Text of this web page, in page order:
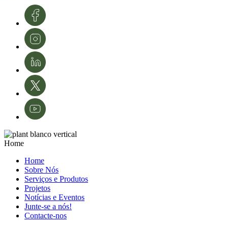
agricultura em Portugal.
Créditos de imagens: InnovPlantProtect – Inês Ferreira
Home
Home
Sobre Nós
Serviços e Produtos
Projetos
Notícias e Eventos
Junte-se a nós!
Contacte-nos